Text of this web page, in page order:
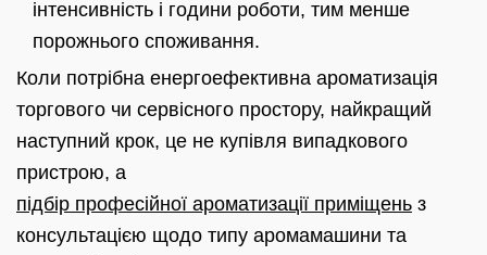
інтенсивність і години роботи, тим менше
порожнього споживання.
Коли потрібна енергоефективна ароматизація
торгового чи сервісного простору, найкращий
наступний крок, це не купівля випадкового
пристрою, а
підбір професійної ароматизації приміщень з
консультацією щодо типу аромамашини та